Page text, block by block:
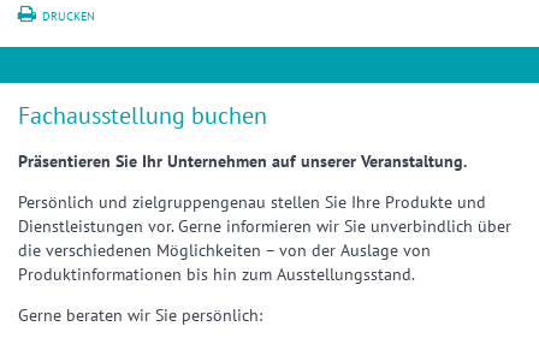
DRUCKEN
Fachausstellung buchen
Präsentieren Sie Ihr Unternehmen auf unserer Veranstaltung.
Persönlich und zielgruppengenau stellen Sie Ihre Produkte und
Dienstleistungen vor. Gerne informieren wir Sie unverbindlich über
die verschiedenen Möglichkeiten – von der Auslage von
Produktinformationen bis hin zum Ausstellungsstand.
Gerne beraten wir Sie persönlich: